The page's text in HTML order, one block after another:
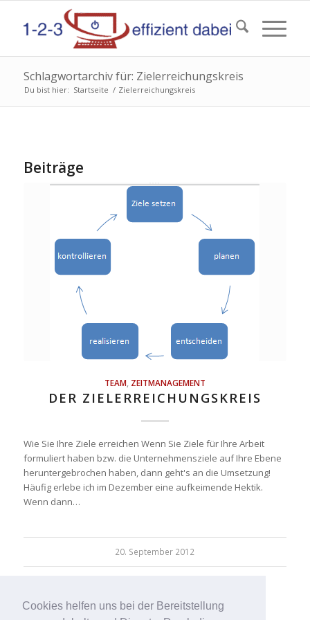
Cookies helfen uns bei der Bereitstellung
Schlagwortarchiv für: Zielerreichungskreis
Du bist hier: Startseite / Zielerreichungskreis
Beiträge
TEAM ZEITMANAGEMENT
DER ZIELERREICHUNGSKREIS
Wie Sie Ihre Ziele erreichen Wenn Sie Ziele für Ihre Arbeit
formuliert haben bzw. die Unternehmensziele auf Ihre Ebene
heruntergebrochen haben, dann geht's an die Umsetzung!
Häufig erlebe ich im Dezember eine aufkeimende Hektik.
Wenn dann…
20. September 2012